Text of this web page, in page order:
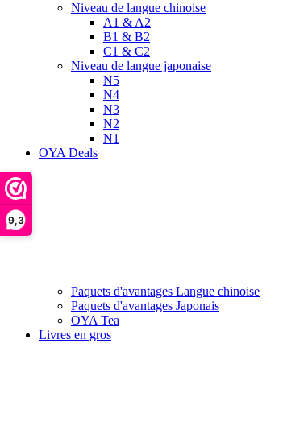
9,3
Niveau de langue chinoise
A1 & A2
B1 & B2
C1 & C2
Niveau de langue japonaise
N5
N4
N3
N2
N1
OYA Deals
Paquets d'avantages Langue chinoise
Paquets d'avantages Japonais
OYA Tea
Livres en gros